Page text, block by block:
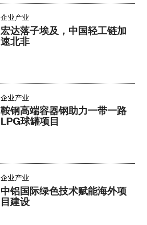
企业产业
宏达落子埃及，中国轻工链加
速北非
企业产业
鞍钢高端容器钢助力一带一路
LPG球罐项目
企业产业
中铝国际绿色技术赋能海外项
目建设